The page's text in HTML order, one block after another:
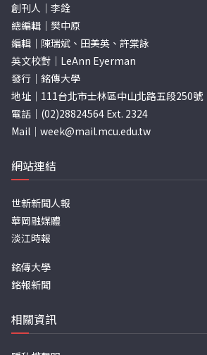
創刊人｜李銓
總編輯｜樊中原
編輯｜陳瑞斌、田美英、許棠詠
英文校對｜LeAnn Eyerman
發行｜銘傳大學
地址｜111台北市士林區中山北路五段250號
電話｜(02)28824564 Ext. 2324
Mail｜ week@mail.mcu.edu.tw
網站連結
世新新聞人報
華岡融媒體
淡江時報
銘傳大學
銘報新聞
相關資訊